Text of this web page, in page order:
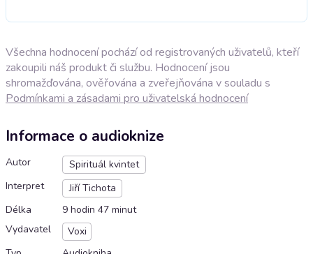
Všechna hodnocení pochází od registrovaných uživatelů, kteří
zakoupili náš produkt či službu. Hodnocení jsou
shromažďována, ověřována a zveřejňována v souladu s
Podmínkami a zásadami pro uživatelská hodnocení
Informace o audioknize
Autor
Spirituál kvintet
Interpret
Jiří Tichota
Délka
9 hodin 47 minut
Vydavatel
Voxi